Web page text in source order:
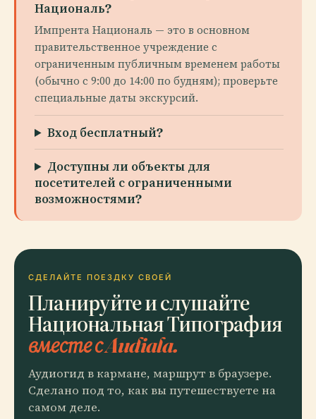
Националь?
Импрента Националь — это в основном
правительственное учреждение с
ограниченным публичным временем работы
(обычно с 9:00 до 14:00 по будням); проверьте
специальные даты экскурсий.
Вход бесплатный?
Доступны ли объекты для
посетителей с ограниченными
возможностями?
СДЕЛАЙТЕ ПОЕЗДКУ СВОЕЙ
Планируйте и слушайте
Национальная Типография
вместе с Audiala.
Аудиогид в кармане, маршрут в браузере.
Сделано под то, как вы путешествуете на
самом деле.